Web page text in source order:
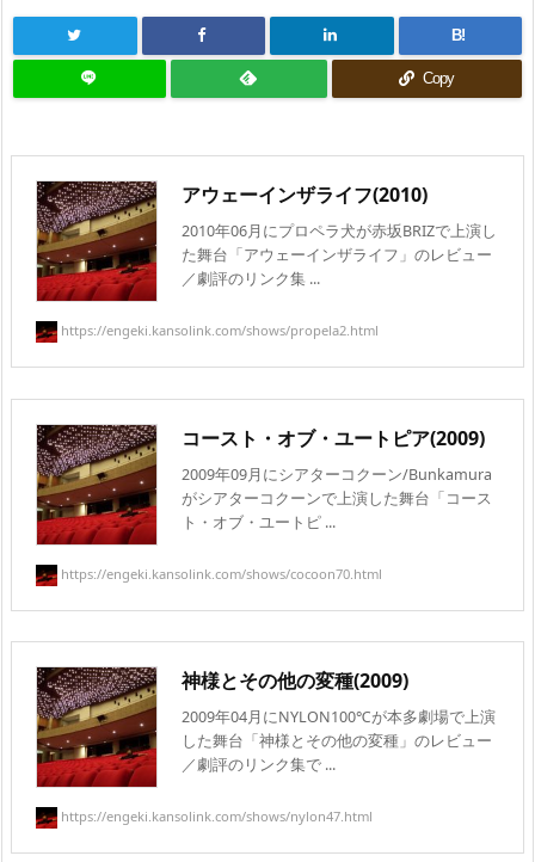
B!
Copy
アウェーインザライフ(2010)
2010年06月にプロペラ犬が赤坂BRIZで上演し
た舞台「アウェーインザライフ」のレビュー
／劇評のリンク集 ...
https://engeki.kansolink.com/shows/propela2.html
コースト・オブ・ユートピア(2009)
2009年09月にシアターコクーン/Bunkamura
がシアターコクーンで上演した舞台「コース
ト・オブ・ユートピ ...
https://engeki.kansolink.com/shows/cocoon70.html
神様とその他の変種(2009)
2009年04月にNYLON100℃が本多劇場で上演
した舞台「神様とその他の変種」のレビュー
／劇評のリンク集で ...
https://engeki.kansolink.com/shows/nylon47.html